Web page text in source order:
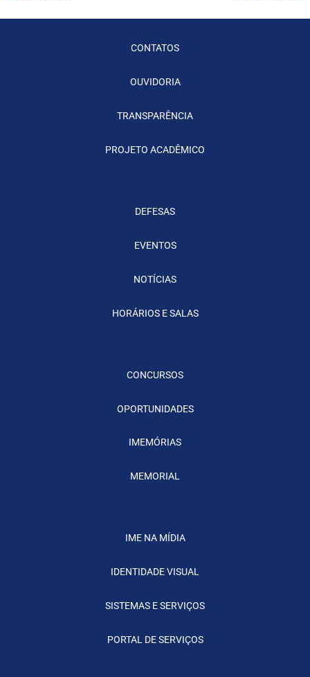
CONTATOS
OUVIDORIA
TRANSPARÊNCIA
PROJETO ACADÊMICO
DEFESAS
EVENTOS
NOTÍCIAS
HORÁRIOS E SALAS
CONCURSOS
OPORTUNIDADES
IMEMÓRIAS
MEMORIAL
IME NA MÍDIA
IDENTIDADE VISUAL
SISTEMAS E SERVIÇOS
PORTAL DE SERVIÇOS